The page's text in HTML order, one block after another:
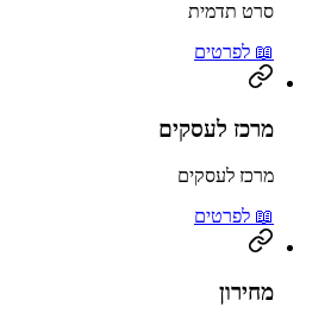
סרט תדמית
📖 לפרטים
מרכז לעסקים
מרכז לעסקים
📖 לפרטים
מחירון